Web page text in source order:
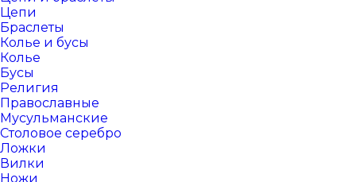
Цепи
Браслеты
Колье и бусы
Колье
Бусы
Религия
Православные
Мусульманские
Столовое серебро
Ложки
Вилки
Ножи